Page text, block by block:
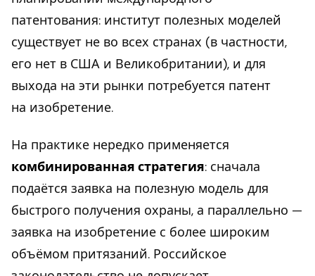
патентования: институт полезных моделей
существует не во всех странах (в частности,
его нет в США и Великобритании), и для
выхода на эти рынки потребуется патент
на изобретение.
На практике нередко применяется
комбинированная стратегия: сначала
подаётся заявка на полезную модель для
быстрого получения охраны, а параллельно —
заявка на изобретение с более широким
объёмом притязаний. Российское